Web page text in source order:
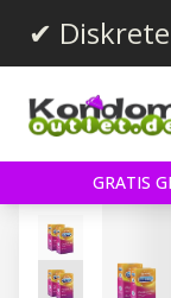
✔
GRATIS